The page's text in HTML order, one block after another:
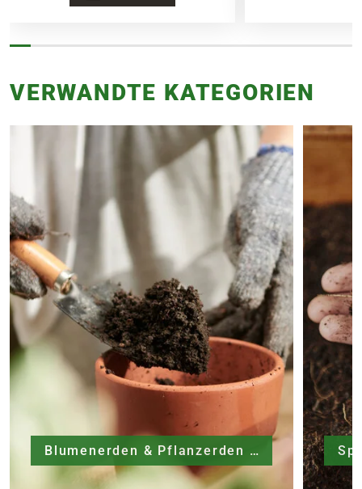
VERWANDTE KATEGORIEN
Blumenerden & Pflanzerden